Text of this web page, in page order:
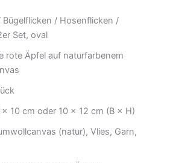
Bügelflicken / Hosenflicken /
Set, oval
rote Äpfel auf naturfarbenem
10 cm oder 10 × 12 cm (B × H)
(natur), Vlies, Garn,